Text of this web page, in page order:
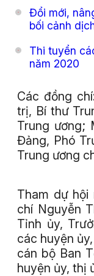
Đổi mới,
bối cảnh
Thi tuyển
năm 2020
Các đồng
trị, Bí thư
Trung ương;
Đảng, Phó
Trung ương
Tham dự
chí Nguyễn
Tỉnh ủy,
các huyện
cán bộ Ban
huyện ủy, thị